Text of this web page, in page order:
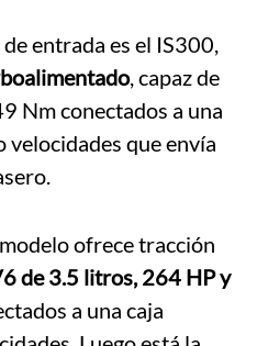
entrada es el IS300,
, capaz de
Nm conectados a una
velocidades que envía
ofrece tracción
de 3.5 litros, 264 HP y
a una caja